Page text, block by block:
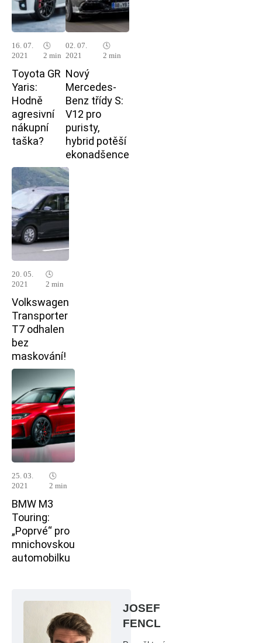
16. 07.
2021
🕓
2 min
Toyota GR
Yaris:
Hodně
agresivní
nákupní
taška?
02. 07.
2021
🕓
2 min
Nový
Mercedes-
Benz třídy S:
V12 pro
puristy,
hybrid potěší
ekonadšence
20. 05.
2021
🕓
2 min
Volkswagen
Transporter
T7 odhalen
bez
maskování!
25. 03.
2021
🕓
2 min
BMW M3
Touring:
„Poprvé“ pro
mnichovskou
automobilku
JOSEF
FENCL